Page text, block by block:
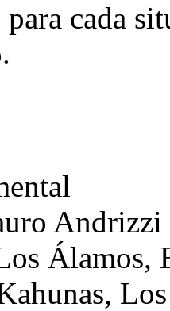
cada
Álamos,